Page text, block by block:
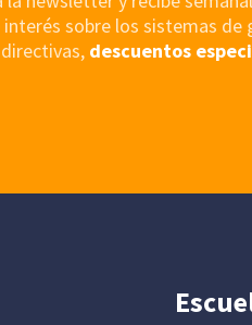
sobre los sistemas de
descuentos